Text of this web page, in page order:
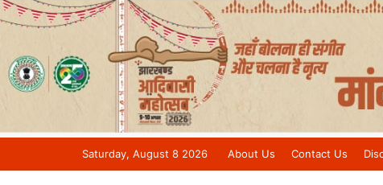
Saturday, August 8 2026 About Us Contact Us